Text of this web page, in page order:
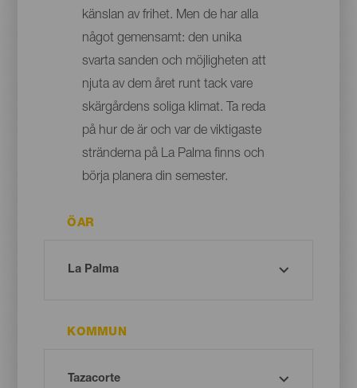
känslan av frihet. Men de har alla
något gemensamt: den unika
svarta sanden och möjligheten att
njuta av dem året runt tack vare
skärgårdens soliga klimat. Ta reda
på hur de är och var de viktigaste
stränderna på La Palma finns och
börja planera din semester.
ÖAR
KOMMUN